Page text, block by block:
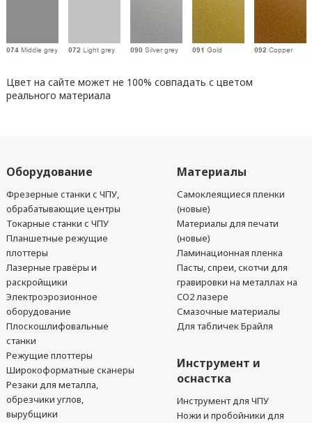
Цвет на сайте может не 100% совпадать с цветом
реального материала
Оборудование
Фрезерные станки с ЧПУ,
обрабатывающие центры
Токарные станки с ЧПУ
Планшетные режущие
плоттеры
Лазерные гравёры и
раскройщики
Электроэрозионное
оборудование
Плоскошлифовальные
станки
Режущие плоттеры
Широкоформатные сканеры
Резаки для металла,
обрезчики углов,
вырубщики
Материалы
Самоклеящиеся пленки
(новые)
Материалы для печати
(новые)
Ламинационная пленка
Пасты, спреи, скотчи для
гравировки на металлах на
CO2 лазере
Смазочные материалы
Для табличек Брайля
Инструмент и
оснастка
Инструмент для ЧПУ
Ножи и пробойники для